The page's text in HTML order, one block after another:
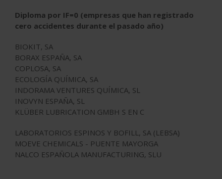
Diploma por IF=0 (empresas que han registrado
cero accidentes durante el pasado año)
BIOKIT, SA
BORAX ESPAÑA, SA
COPLOSA, SA
ECOLOGÍA QUÍMICA, SA
INDORAMA VENTURES QUÍMICA, SL
INOVYN ESPAÑA, SL
KLÜBER LUBRICATION GMBH S EN C
LABORATORIOS ESPINOS Y BOFILL, SA (LEBSA)
MOEVE CHEMICALS - PUENTE MAYORGA
NALCO ESPAÑOLA MANUFACTURING, SLU